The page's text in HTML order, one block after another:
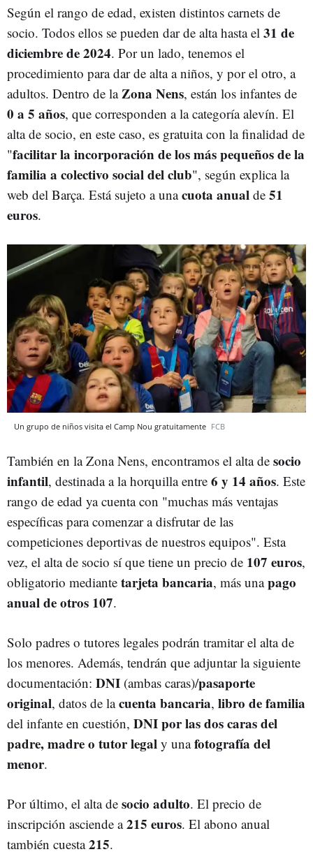
Según el rango de edad, existen distintos carnets de
socio. Todos ellos se pueden dar de alta hasta el 31 de
diciembre de 2024. Por un lado, tenemos el
procedimiento para dar de alta a niños, y por el otro, a
adultos. Dentro de laZona Nens, están los infantes de
0 a 5 años, que corresponden a la categoría alevín. El
alta de socio, en este caso, es gratuita con la finalidad de
"facilitar la incorporación de los más pequeños de la
familia a colectivo social del club", según explica la
web del Barça. Está sujeto a unacuota anual de 51
euros.
Un grupo de niños visita el Camp Nou gratuitamente FCB
También en la Zona Nens, encontramos el alta de socio
infantil, destinada a la horquilla entre 6 y 14 años. Este
rango de edad ya cuenta con "muchas más ventajas
específicas para comenzar a disfrutar de las
competiciones deportivas de nuestros equipos". Esta
vez, el alta de socio sí que tiene un precio de 107 euros,
obligatorio mediante tarjeta bancaria, más unapago
anual de otros 107.
Solo padres o tutores legales podrán tramitar el alta de
los menores. Además, tendrán que adjuntar la siguiente
documentación: DNI (ambas caras)/pasaporte
original, datos de lacuenta bancaria, libro de familia
del infante en cuestión, DNI por las dos caras del
padre, madre o tutor legal y unafotografía del
menor.
Por último, el alta de socio adulto. El precio de
inscripción asciende a215 euros. El abono anual
también cuesta215.